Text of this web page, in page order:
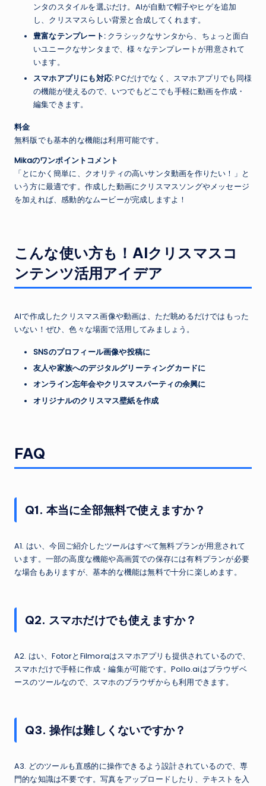
ンタのスタイルを選ぶだけ。AIが自動で帽子やヒゲを追加
し、クリスマスらしい背景と合成してくれます。
豊富なテンプレート: クラシックなサンタから、ちょっと面白
いユニークなサンタまで、様々なテンプレートが用意されて
います。
スマホアプリにも対応:PCだけでなく、スマホアプリでも同様
の機能が使えるので、いつでもどこでも手軽に動画を作成・
編集できます。
料金
無料版でも基本的な機能は利用可能です。
Mikaのワンポイントコメント
「とにかく簡単に、クオリティの高いサンタ動画を作りたい！」と
いう方に最適です。作成した動画にクリスマスソングやメッセージ
を加えれば、感動的なムービーが完成しますよ！
こんな使い方も！AIクリスマスコ
ンテンツ活用アイデア
AIで作成したクリスマス画像や動画は、ただ眺めるだけではもった
いない！ぜひ、色々な場面で活用してみましょう。
SNSのプロフィール画像や投稿に
友人や家族へのデジタルグリーティングカードに
オンライン忘年会やクリスマスパーティの余興に
オリジナルのクリスマス壁紙を作成
FAQ
Q1. 本当に全部無料で使えますか？
A1. はい、今回ご紹介したツールはすべて無料プランが用意されて
います。一部の高度な機能や高画質での保存には有料プランが必要
な場合もありますが、基本的な機能は無料で十分に楽しめます。
Q2. スマホだけでも使えますか？
A2. はい、FotorとFilmoraはスマホアプリも提供されているので、
スマホだけで手軽に作成・編集が可能です。Pollo.aiはブラウザベ
ースのツールなので、スマホのブラウザからも利用できます。
Q3. 操作は難しくないですか？
A3. どのツールも直感的に操作できるよう設計されているので、専
門的な知識は不要です。写真をアップロードしたり、テキストを入